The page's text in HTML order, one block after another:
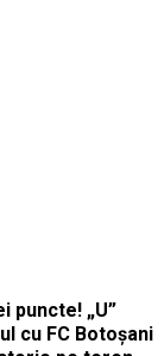
puncte! „U”
cu FC Botoșani